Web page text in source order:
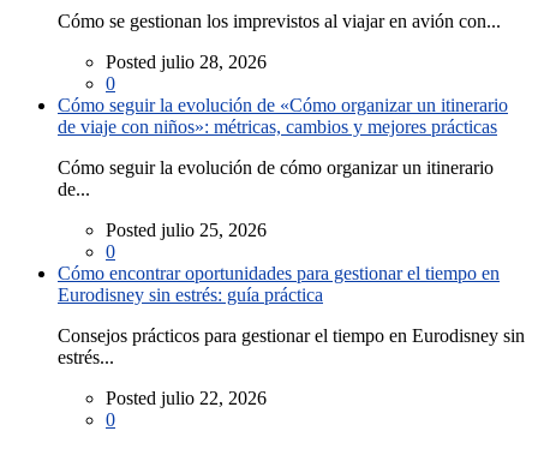
Cómo se gestionan los imprevistos al viajar en avión con...
Posted julio 28, 2026
0
Cómo seguir la evolución de «Cómo organizar un itinerario
de viaje con niños»: métricas, cambios y mejores prácticas
Cómo seguir la evolución de cómo organizar un itinerario
de...
Posted julio 25, 2026
0
Cómo encontrar oportunidades para gestionar el tiempo en
Eurodisney sin estrés: guía práctica
Consejos prácticos para gestionar el tiempo en Eurodisney sin
estrés...
Posted julio 22, 2026
0